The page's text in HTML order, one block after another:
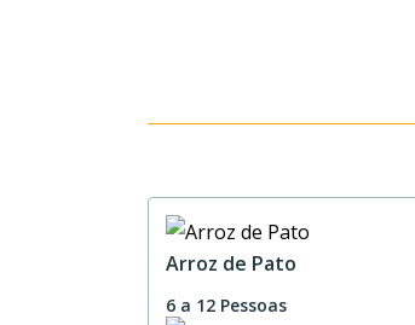
Arroz de Pato
6 a 12 Pessoas